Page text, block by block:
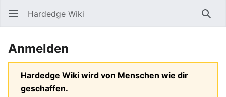
Hauptmenü öffnen Hardedge Wiki
Anmelden
Hardedge Wiki wird von Menschen wie dir
geschaffen.